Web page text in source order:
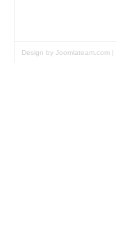
Design by Joomlateam.com |